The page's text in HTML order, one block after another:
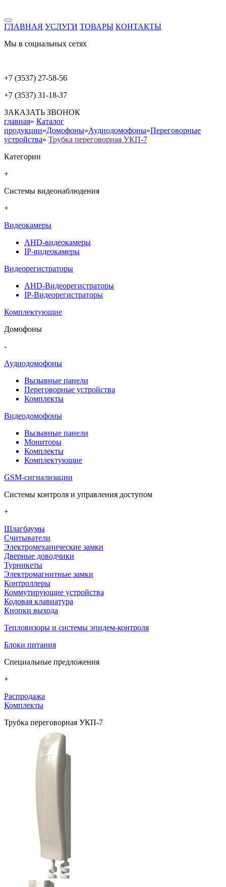
ГЛАВНАЯ УСЛУГИ ТОВАРЫ КОНТАКТЫ
Мы в социальных сетях
+7 (3537) 27-58-56
+7 (3537) 31-18-37
ЗАКАЗАТЬ ЗВОНОК
главная» Каталог
продукции»Домофоны»Аудиодомофоны»Переговорные
устройства» Трубка переговорная УКП-7
Категории
+
Системы видеонаблюдения
+
Видеокамеры
AHD-видеокамеры
IP-видеокамеры
Видеорегистраторы
AHD-Видеорегистраторы
IP-Видеорегистраторы
Комплектующие
Домофоны
-
Аудиодомофоны
Вызывные панели
Переговорные устройства
Комплекты
Видеодомофоны
Вызывные панели
Мониторы
Комплекты
Комплектующие
GSM-сигнализации
Системы контроля и управления доступом
+
Шлагбаумы
Считыватели
Электромеханические замки
Дверные доводчики
Турникеты
Электромагнитные замки
Контроллеры
Коммутирующие устройства
Кодовая клавиатура
Кнопки выхода
Тепловизоры и системы эпидем-контроля
Блоки питания
Специальные предложения
+
Распродажа
Комплекты
Трубка переговорная УКП-7